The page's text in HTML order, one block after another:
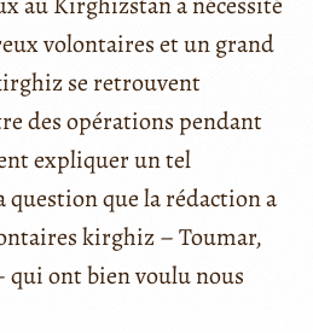
volontaires et un grand
se retrouvent
des opérations pendant
expliquer un tel
question que la rédaction a
kirghiz – Toumar,
ont bien voulu nous